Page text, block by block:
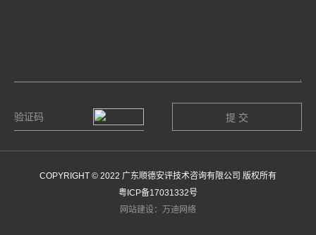
COPYRIGHT © 2022 广东顺德安评技术咨询有限公司 版权所有
粤ICP备17031332号
网站建设：万迪网络